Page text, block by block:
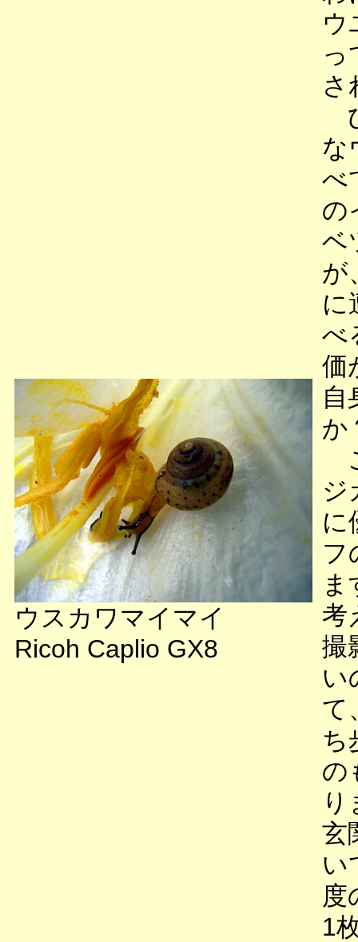
ウスカワマイマイ
Ricoh Caplio GX8
ウ
っ
さ
な
べ
の
ベ
が
に
べ
価
自
か
ジ
に
フ
考
撮
い
て
ち
の
玄
い
度
1